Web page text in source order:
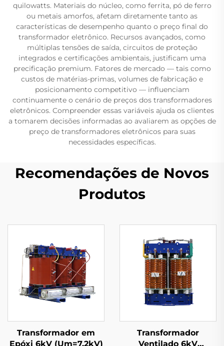
quilowatts. Materiais do núcleo, como ferrita, pó de ferro
ou metais amorfos, afetam diretamente tanto as
características de desempenho quanto o preço final do
transformador eletrônico. Recursos avançados, como
múltiplas tensões de saída, circuitos de proteção
integrados e certificações ambientais, justificam uma
precificação premium. Fatores de mercado — tais como
custos de matérias-primas, volumes de fabricação e
posicionamento competitivo — influenciam
continuamente o cenário de preços dos transformadores
eletrônicos. Compreender essas variáveis ajuda os clientes
a tomarem decisões informadas ao avaliarem as opções de
preço de transformadores eletrônicos para suas
necessidades específicas.
Recomendações de Novos
Produtos
Transformador em
Epóxi 6kV (Um=7,2kV)
Transformador
Ventilado 6kV